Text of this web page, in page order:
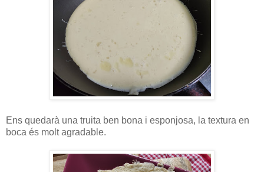
Ens quedarà una truita ben bona i esponjosa, la textura en
boca és molt agradable.